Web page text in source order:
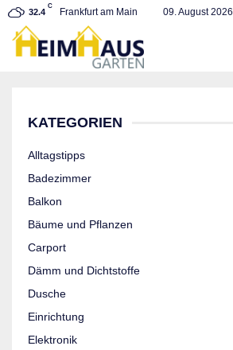
32.4
C
Frankfurt am Main 09. August 2026
KATEGORIEN
Alltagstipps
Badezimmer
Balkon
Bäume und Pflanzen
Carport
Dämm und Dichtstoffe
Dusche
Einrichtung
Elektronik